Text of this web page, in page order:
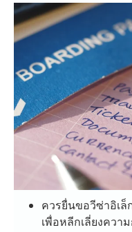
ควรยื่นขอวีซ่าอิเล็
เพื่อหลีกเลี่ยงควา